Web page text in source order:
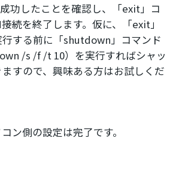
功したことを確認し、「exit」コ
続を終了します。仮に、「exit」
行する前に「shutdown」コマンド
/s /f /t 10）を実行すればシャッ
ますので、興味ある方はお試しくだ
ン側の設定は完了です。